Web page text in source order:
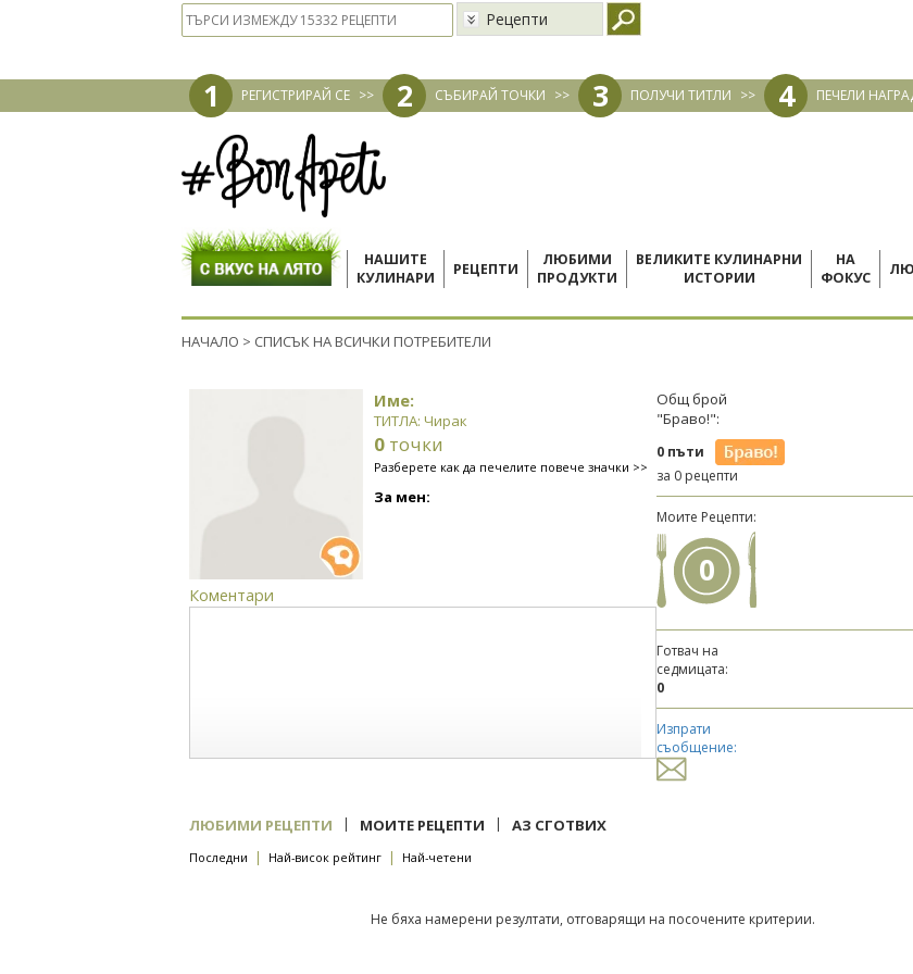
Рецепти
1 РЕГИСТРИРАЙ СЕ >> 2 СЪБИРАЙ ТОЧКИ >> 3 ПОЛУЧИ ТИТЛИ >> 4 ПЕЧЕЛИ
НАШИТЕ
КУЛИНАРИ
РЕЦЕПТИ
ЛЮБИМИ
ПРОДУКТИ
ВЕЛИКИТЕ КУЛИНАРНИ
ИСТОРИИ
НА
ФОКУС
НАЧАЛО > СПИСЪК НА ВСИЧКИ ПОТРЕБИТЕЛИ
Име:
ТИТЛА: Чирак
0 точки
Разберете как да печелите повече значки >>
За мен:
Коментари
Общ брой
"Браво!":
0 пъти
за 0 рецепти
Моите Рецепти:
0
Готвач на
седмицата:
0
Изпрати
съобщение:
ЛЮБИМИ РЕЦЕПТИ | МОИТЕ РЕЦЕПТИ | АЗ СГОТВИХ
Последни | Най-висок рейтинг | Най-четени
Не бяха намерени резултати, отговарящи на посочените критерии.